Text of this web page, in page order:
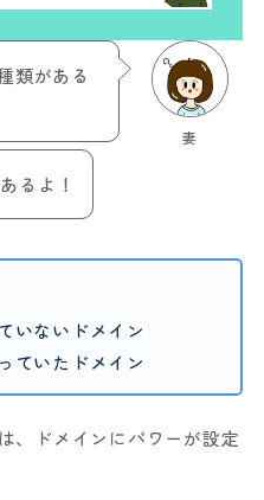
妻
類がある
るよ！
いないドメイン
ていたドメイン
、ドメインにパワーが設定